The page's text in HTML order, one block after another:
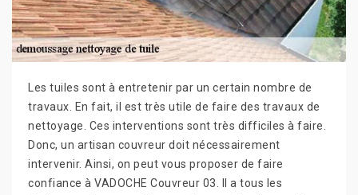
Les tuiles sont à entretenir par un certain nombre de
travaux. En fait, il est très utile de faire des travaux de
nettoyage. Ces interventions sont très difficiles à faire.
Donc, un artisan couvreur doit nécessairement
intervenir. Ainsi, on peut vous proposer de faire
confiance à VADOCHE Couvreur 03. Il a tous les